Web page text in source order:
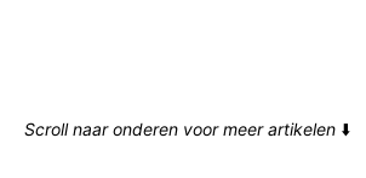
Scroll naar onderen voor meer artikelen ⬇️